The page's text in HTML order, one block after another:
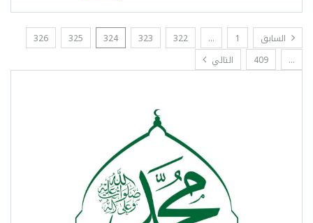
السابق 1
…
322
323
324
325
326
…
409 التالي